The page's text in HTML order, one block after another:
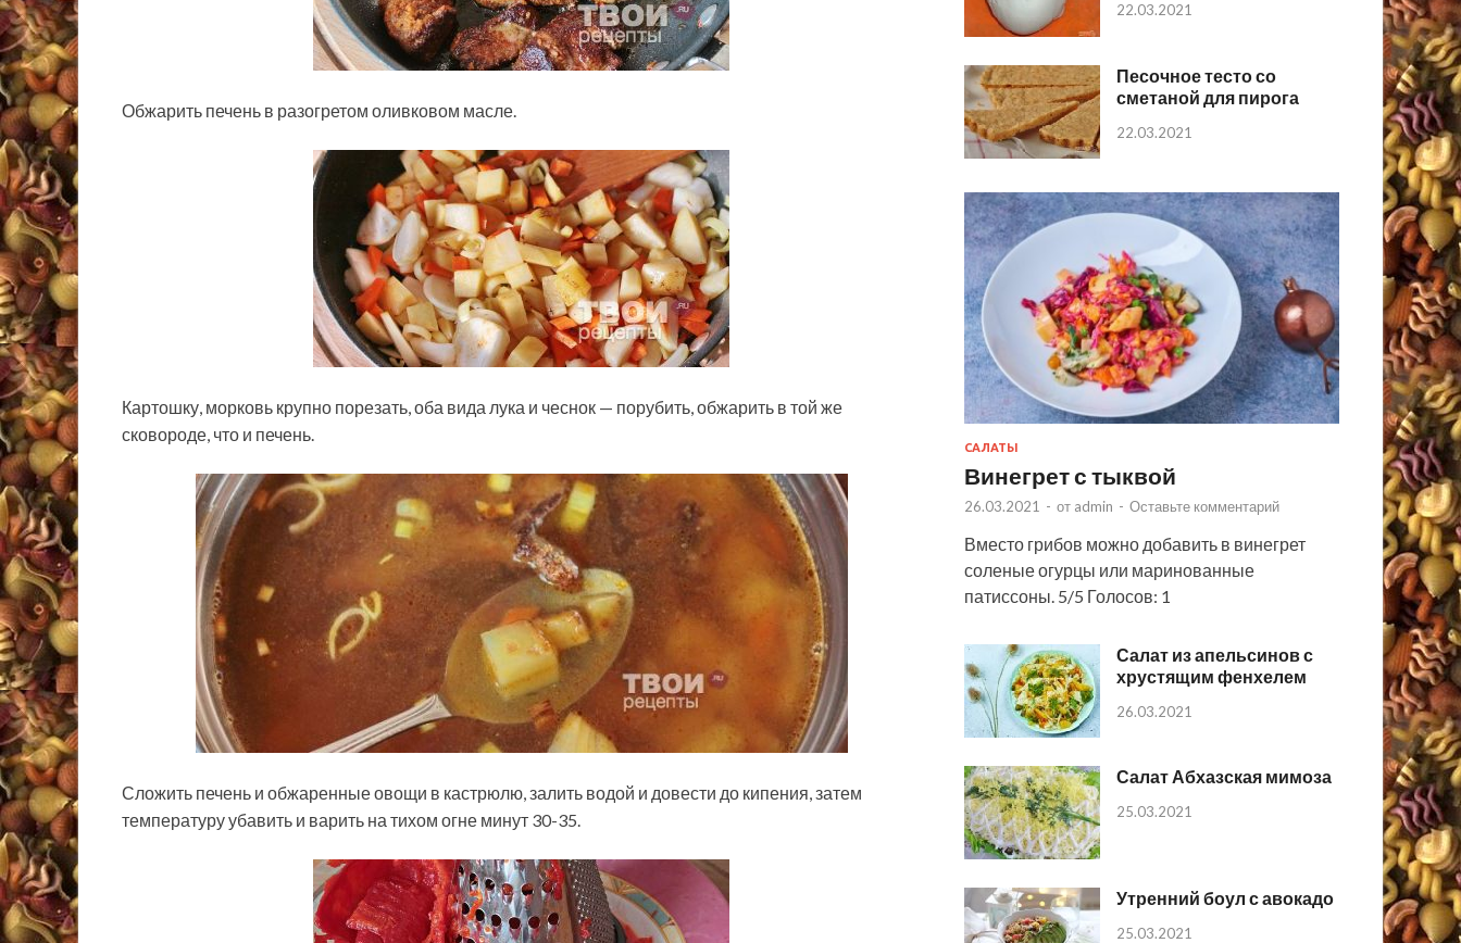
Обжарить печень в разогретом оливковом масле.
Картошку, морковь крупно порезать, оба вида лука и чеснок — порубить, обжарить в той же
сковороде, что и печень.
Сложить печень и обжаренные овощи в кастрюлю, залить водой и довести до кипения, затем
температуру убавить и варить на тихом огне минут 30-35.
22.03.2021
Песочное тесто со
сметаной для пирога
22.03.2021
САЛАТЫ
Винегрет с тыквой
26.03.2021 - от admin - Оставьте комментарий
Вместо грибов можно добавить в винегрет
соленые огурцы или маринованные
патиссоны. 5/5 Голосов: 1
Салат из апельсинов с
хрустящим фенхелем
26.03.2021
Салат Абхазская мимоза
25.03.2021
Утренний боул с авокадо
25.03.2021